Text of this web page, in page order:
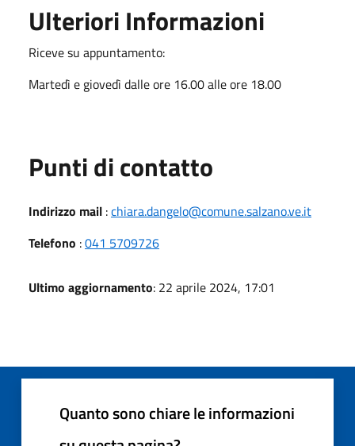
Ulteriori Informazioni
Riceve su appuntamento:
Martedì e giovedì dalle ore 16.00 alle ore 18.00
Punti di contatto
Indirizzo mail :chiara.dangelo@comune.salzano.ve.it
Telefono :041 5709726
Ultimo aggiornamento: 22 aprile 2024, 17:01
Quanto sono chiare le informazioni